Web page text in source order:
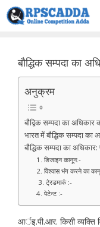
Skip
to
बौद्धिक सम्पदा का
अनुक्रम
बौद्विक सम्पदा का अधिकार
भारत में बौद्धिक सम्पदा का
बौद्धिक सम्पदा का
1. डिजाइन कानून:-
2. विश्वास भंग करने का
3. टे्रडमार्क :-
4. पेटेन्ट :-
आर्इ.पी.आर. किसी व्यक्ति